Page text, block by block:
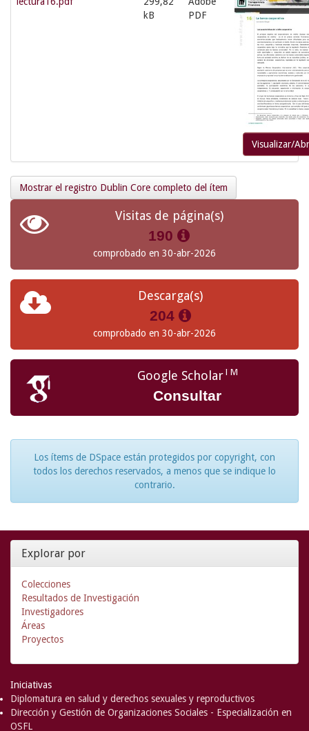
kB
PDF
Visualizar/
Mostrar el registro Dublin Core completo del ítem
Visitas de página(s)
190
comprobado en 30-abr-2026
Descarga(s)
204
comprobado en 30-abr-2026
Google ScholarTM
Consultar
Los ítems de DSpace están protegidos por copyright, con
todos los derechos reservados, a menos que se indique lo
contrario.
Explorar por
Colecciones
Resultados de Investigación
Investigadores
Áreas
Proyectos
Iniciativas
Diplomatura en salud y derechos sexuales y reproductivos
Dirección y Gestión de Organizaciones Sociales - Especialización en
OSFL